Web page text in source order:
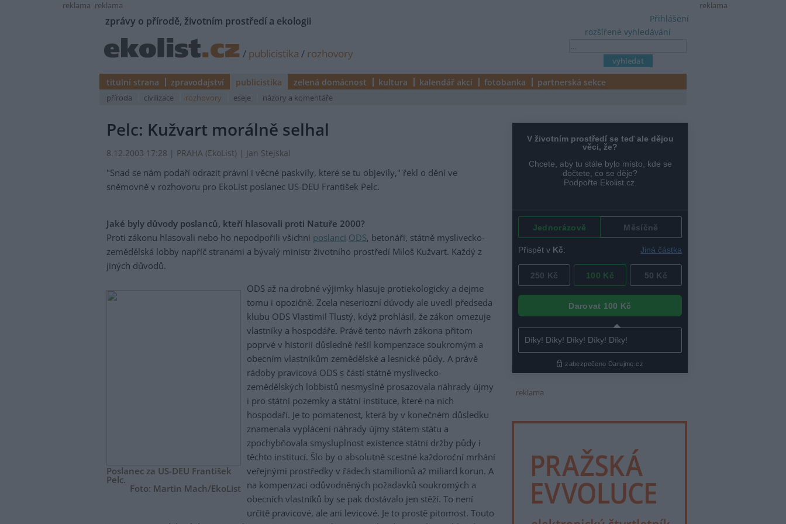
reklama
reklama reklama
zprávy o přírodě, životním prostředí a ekologii
/ publicistika / rozhovory
rozšířené vyhledávání
Přihlášení
titulní strana zpravodajství publicistika zelená domácnost kultura kalendář akcí fotobanka partnerská sekce
příroda civilizace rozhovory eseje názory a komentáře
Pelc: Kužvart morálně selhal
8.12.2003 17:28 | PRAHA (EkoList) | Jan Stejskal
"Snad se nám podaří odrazit právní i věcné paskvily, které se tu objevily," řekl o dění ve
sněmovně v rozhovoru pro EkoList poslanec US-DEU František Pelc.
Jaké byly důvody poslanců, kteří hlasovali proti Natuře 2000?
Proti zákonu hlasovali nebo ho nepodpořili všichni poslanci ODS, betonáři, státně myslivecko-
zemědělská lobby napříč stranami a bývalý ministr životního prostředí Miloš Kužvart. Každý z
jiných důvodů.
Poslanec za US-DEU František
Pelc.
Foto: Martin Mach/EkoList
ODS až na drobné výjimky hlasuje protiekologicky a dejme
tomu i opozičně. Zcela neseriozní důvody ale uvedl předseda
klubu ODS Vlastimil Tlustý, když prohlásil, že zákon omezuje
vlastníky a hospodáře. Právě tento návrh zákona přitom
poprvé v historii důsledně řešil kompenzace soukromým a
obecním vlastníkům zemědělské a lesnické půdy. A právě
rádoby pravicová ODS s částí státně myslivecko-
zemědělských lobbistů nesmyslně prosazovala náhrady újmy
i pro státní pozemky a státní instituce, které na nich
hospodaří. Je to pomatenost, která by v konečném důsledku
znamenala vyplácení náhrady újmy státem státu a
zpochybňovala smysluplnost existence státní držby půdy i
těchto institucí. Šlo by o absolutně scestné každoroční mrhání
veřejnými prostředky v řádech stamilionů až miliard korun. A
na kompenzaci odůvodněných požadavků soukromých a
obecních vlastníků by se pak dostávalo jen stěží. To není
určitě pravicové, ale ani levicové. Je to prostě pitomost. Touto
reklama